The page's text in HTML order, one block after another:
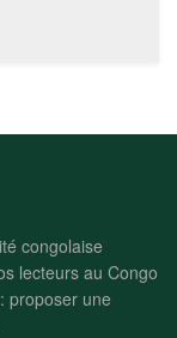
congolaise
lecteurs au Congo
proposer une